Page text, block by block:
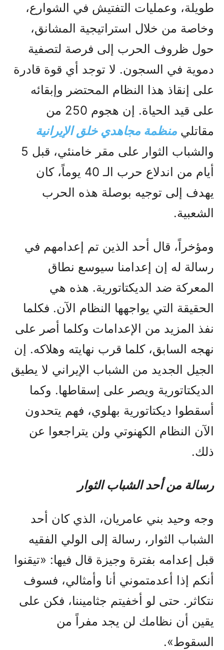
طويلة، وعمليات التفتيش في الشوارع،
وخاصة من خلال استراتيجية المشانق،
حول ظروف الحرب إلى فرصة لتصفية
دموية في السجون. لا توجد أي قوة قادرة
على إنقاذ هذا النظام المحتضر وإبقائه
على قيد الحياة. إن هجوم 250 من
مقاتلي منظمة مجاهدي خلق الإيرانية
والشباب الثوار على مقر خامنئي، قبل 5
أيام من اندلاع حرب الـ 40 يوماً، كان
يهدف إلى توجيه بوصلة هذه الحرب
الشعبية.
ومؤخراً، قال أحد الذين تم إعدامهم في
رسالة له إن إعدامنا سيوسع نطاق
المعركة ضد الديكتاتورية. هذه هي
الحقيقة التي يواجهها النظام الآن. فكلما
نفذ المزيد من الإعدامات وكلما أصر على
نهجه السابق، كلما قرب نهايته وهلاكه. إن
الجيل الجديد من الشباب الإيراني لا يطيق
الديكتاتورية ويصر على إسقاطها. وكما
أسقطوا ديكتاتورية بهلوي، فهم يتحدون
الآن النظام الكهنوتي ولن يتراجعوا عن
ذلك.
رسالة من أحد الشباب الثوار
وجه وحيد بني عامريان، الذي كان أحد
الشباب الثوار، رسالة إلى الولي الفقيه
قبل إعدامه بفترة وجيزة قال فيها: «تيقنوا
أنكم إذا أعدمتموني أنا وأمثالي، فسوف
نتكاثر. حتى لو أخفيتم جثاميننا، فكن على
يقين أن نظامك لن يجد مفراً من
السقوط».